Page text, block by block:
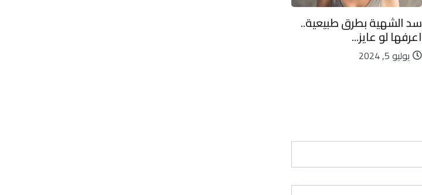
سد الشهية بطرق طبيعية..
اعرفها لو عايز...
يوليو 5, 2024